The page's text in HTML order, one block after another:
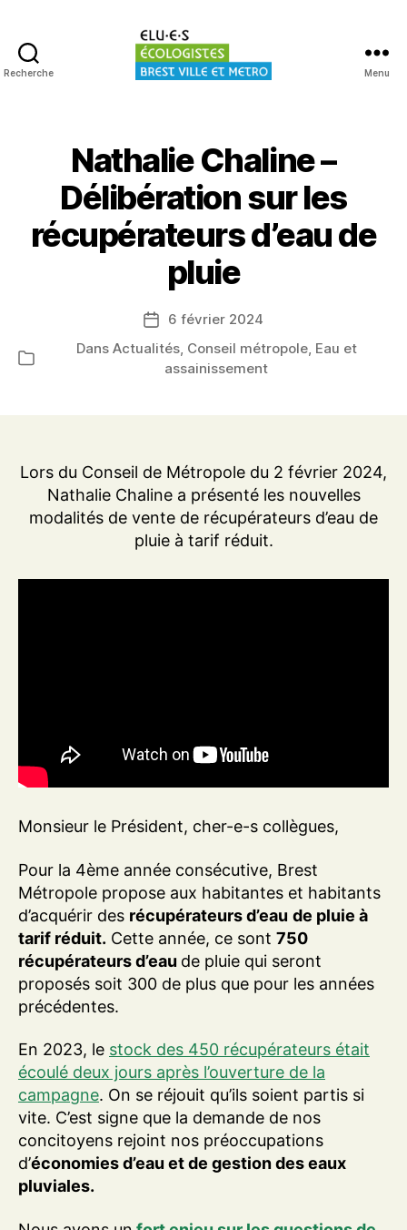
Recherche Menu
Nathalie Chaline –
Délibération sur les
récupérateurs d’eau de
pluie
Date
de
l’article
6 février 2024
Catégories
Dans Actualités, Conseil métropole, Eau et
assainissement
Lors du Conseil de Métropole du 2 février 2024,
Nathalie Chaline a présenté les nouvelles
modalités de vente de récupérateurs d’eau de
pluie à tarif réduit.
Monsieur le Président, cher-e-s collègues,
Pour la 4ème année consécutive, Brest
Métropole propose aux habitantes et habitants
d’acquérir des récupérateurs d’eau de pluie à
tarif réduit. Cette année, ce sont 750
récupérateurs d’eau de pluie qui seront
proposés soit 300 de plus que pour les années
précédentes.
En 2023, le stock des 450 récupérateurs était
écoulé deux jours après l’ouverture de la
campagne. On se réjouit qu’ils soient partis si
vite. C’est signe que la demande de nos
concitoyens rejoint nos préoccupations
d’économies d’eau et de gestion des eaux
pluviales.